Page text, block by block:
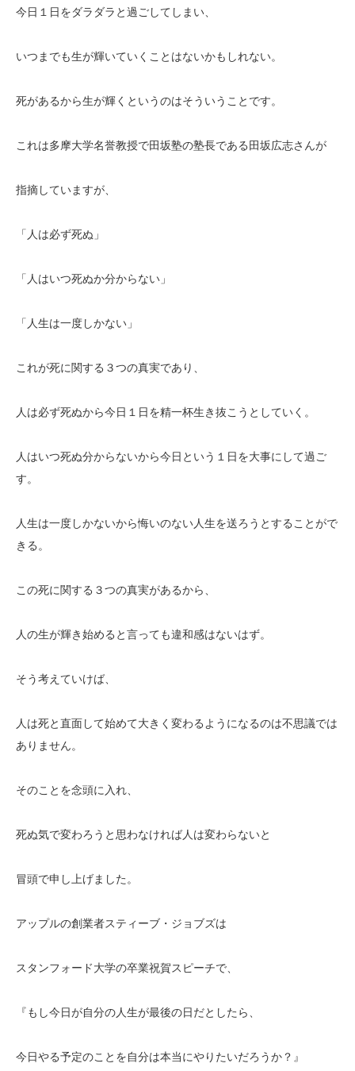
今日１日をダラダラと過ごしてしまい、
いつまでも生が輝いていくことはないかもしれない。
死があるから生が輝くというのはそういうことです。
これは多摩大学名誉教授で田坂塾の塾長である田坂広志さんが
指摘していますが、
「人は必ず死ぬ」
「人はいつ死ぬか分からない」
「人生は一度しかない」
これが死に関する３つの真実であり、
人は必ず死ぬから今日１日を精一杯生き抜こうとしていく。
人はいつ死ぬ分からないから今日という１日を大事にして過ご
す。
人生は一度しかないから悔いのない人生を送ろうとすることがで
きる。
この死に関する３つの真実があるから、
人の生が輝き始めると言っても違和感はないはず。
そう考えていけば、
人は死と直面して始めて大きく変わるようになるのは不思議では
ありません。
そのことを念頭に入れ、
死ぬ気で変わろうと思わなければ人は変わらないと
冒頭で申し上げました。
アップルの創業者スティーブ・ジョブズは
スタンフォード大学の卒業祝賀スピーチで、
『もし今日が自分の人生が最後の日だとしたら、
今日やる予定のことを自分は本当にやりたいだろうか？』